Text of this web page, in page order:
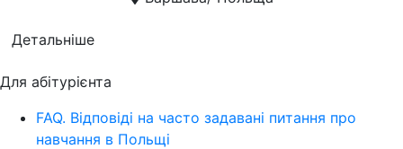
Детальніше
Для абітурієнта
FAQ. Відповіді на часто задавані питання про
навчання в Польщі